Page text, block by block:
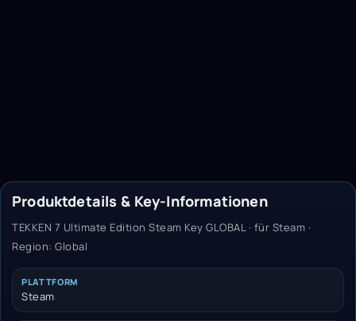
Produktdetails & Key-Informationen
TEKKEN 7 Ultimate Edition Steam Key GLOBAL · für Steam ·
Region: Global
PLATTFORM
Steam